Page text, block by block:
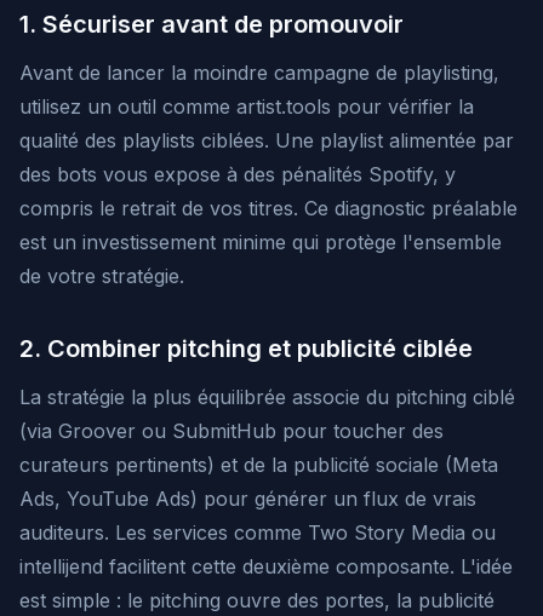
1. Sécuriser avant de promouvoir
Avant de lancer la moindre campagne de playlisting,
utilisez un outil comme artist.tools pour vérifier la
qualité des playlists ciblées. Une playlist alimentée par
des bots vous expose à des pénalités Spotify, y
compris le retrait de vos titres. Ce diagnostic préalable
est un investissement minime qui protège l'ensemble
de votre stratégie.
2. Combiner pitching et publicité ciblée
La stratégie la plus équilibrée associe du pitching ciblé
(via Groover ou SubmitHub pour toucher des
curateurs pertinents) et de la publicité sociale (Meta
Ads, YouTube Ads) pour générer un flux de vrais
auditeurs. Les services comme Two Story Media ou
intellijend facilitent cette deuxième composante. L'idée
est simple : le pitching ouvre des portes, la publicité